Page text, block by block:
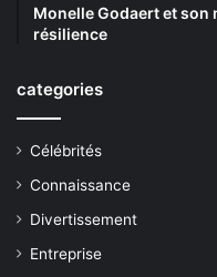
Monelle Godaert et son
résilience
categories
Célébrités
Connaissance
Divertissement
Entreprise